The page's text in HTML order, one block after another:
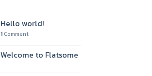
Hello world!
1Comment
Welcome to Flatsome